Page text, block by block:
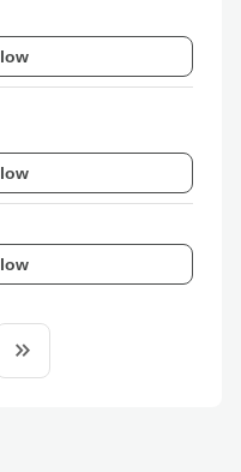
keyboard_double_arrow_right